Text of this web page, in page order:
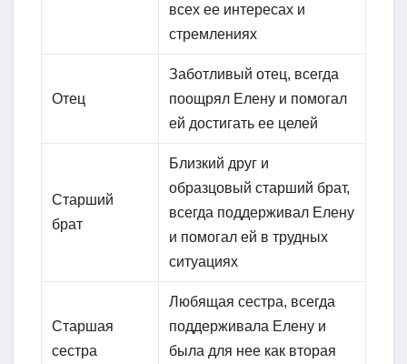
всех ее интересах и
стремлениях
Отец
Заботливый отец, всегда
поощрял Елену и помогал
ей достигать ее целей
Старший
брат
Близкий друг и
образцовый старший брат,
всегда поддерживал Елену
и помогал ей в трудных
ситуациях
Старшая
сестра
Любящая сестра, всегда
поддерживала Елену и
была для нее как вторая